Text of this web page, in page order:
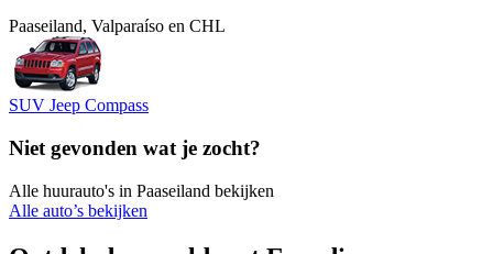
Paaseiland, Valparaíso en CHL
SUV Jeep Compass
Niet gevonden wat je zocht?
Alle huurauto's in Paaseiland bekijken
Alle auto’s bekijken